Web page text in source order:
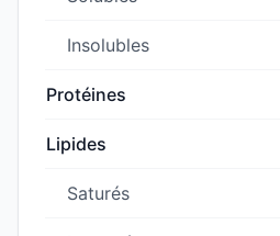
Insolubles
Protéines
Lipides
Saturés